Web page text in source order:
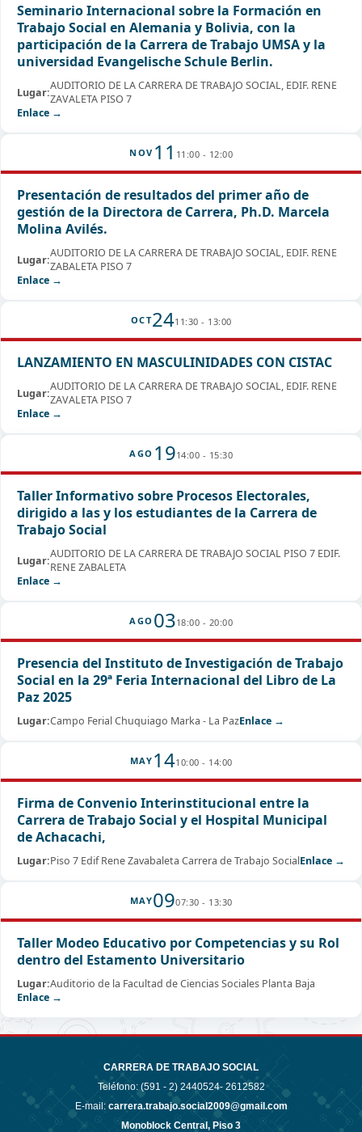
Seminario Internacional sobre la Formación en
Trabajo Social en Alemania y Bolivia, con la
participación de la Carrera de Trabajo UMSA y la
universidad Evangelische Schule Berlin.
Lugar:AUDITORIO DE LA CARRERA DE TRABAJO SOCIAL, EDIF. RENE
ZAVALETA PISO 7
Enlace →
NOV 11 11:00 - 12:00
Presentación de resultados del primer año de
gestión de la Directora de Carrera, Ph.D. Marcela
Molina Avilés.
Lugar:AUDITORIO DE LA CARRERA DE TRABAJO SOCIAL, EDIF. RENE
ZABALETA PISO 7
Enlace →
OCT2411:30 - 13:00
LANZAMIENTO EN MASCULINIDADES CON CISTAC
Lugar:AUDITORIO DE LA CARRERA DE TRABAJO SOCIAL, EDIF. RENE
ZAVALETA PISO 7
Enlace →
AGO 1914:00 - 15:30
Taller Informativo sobre Procesos Electorales,
dirigido a las y los estudiantes de la Carrera de
Trabajo Social
Lugar:AUDITORIO DE LA CARRERA DE TRABAJO SOCIAL PISO 7 EDIF.
RENE ZABALETA
Enlace →
AGO 0318:00 - 20:00
Presencia del Instituto de Investigación de Trabajo
Social en la 29ª Feria Internacional del Libro de La
Paz 2025
Lugar:Campo Ferial Chuquiago Marka - La PazEnlace →
MAY 1410:00 - 14:00
Firma de Convenio Interinstitucional entre la
Carrera de Trabajo Social y el Hospital Municipal
de Achacachi,
Lugar:Piso 7 Edif Rene Zavabaleta Carrera de Trabajo SocialEnlace →
MAY0907:30 - 13:30
Taller Modeo Educativo por Competencias y su Rol
dentro del Estamento Universitario
Lugar:Auditorio de la Facultad de Ciencias Sociales Planta Baja
Enlace →
CARRERA DE TRABAJO SOCIAL
Teléfono: (591 - 2) 2440524- 2612582
E-mail: carrera.trabajo.social2009@gmail.com
Monoblock Central, Piso 3